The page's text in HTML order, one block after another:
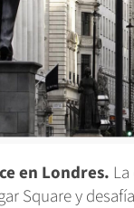
en Londres.
Square y